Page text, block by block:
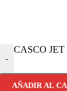
-
CASCO
AÑADIR AL